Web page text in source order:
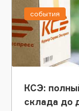
КСЭ:
склада до
события